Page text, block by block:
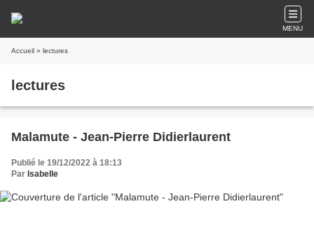
MENU
Accueil » lectures
lectures
Malamute - Jean-Pierre Didierlaurent
Publié le 19/12/2022 à 18:13
Par Isabelle